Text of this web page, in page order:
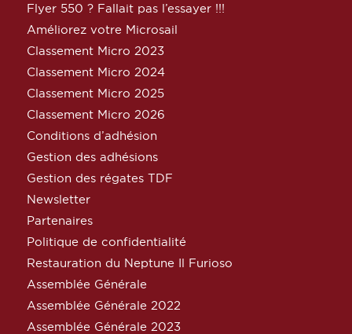
Flyer 550 ? Fallait pas l’essayer !!!
Améliorez votre Microsail
Classement Micro 2023
Classement Micro 2024
Classement Micro 2025
Classement Micro 2026
Conditions d’adhésion
Gestion des adhésions
Gestion des régates TDF
Newsletter
Partenaires
Politique de confidentialité
Restauration du Neptune Il Furioso
Assemblée Générale
Assemblée Générale 2022
Assemblée Générale 2023